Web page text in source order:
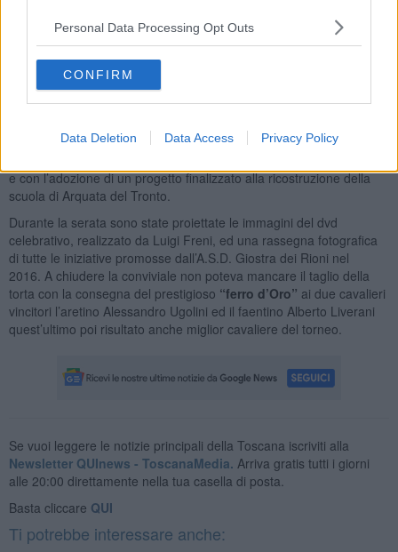
Personal Data Processing Opt Outs
CONFIRM
Data Deletion Data Access Privacy Policy
visto, per la prima volta, la partecipazione con una rappresentanza
in costume a due iniziative storiche a Calvi dell’Umbria (TR) e
Piancastagnaio (SI), la collaborazione intrapresa con la Scuola
Primaria “Brunetto Bucciarelli Ducci”, nello specifico con il concorso
ha colpito il centro Italia
, con la raccolta di beni di prima
e con l’adozione di un progetto finalizzato alla ricostruzione della
scuola di Arquata del Tronto.
Durante la serata sono state proiettate le immagini del dvd
celebrativo, realizzato da Luigi Freni, ed una rassegna fotografica
di tutte le iniziative promosse dall’A.S.D. Giostra dei Rioni nel
2016. A chiudere la conviviale non poteva mancare il taglio della
torta con la consegna del prestigioso “ferro d’Oro” ai due cavalieri
vincitori l’aretino Alessandro Ugolini ed il faentino Alberto Liverani
quest’ultimo poi risultato anche miglior cavaliere del torneo.
Se vuoi leggere le notizie principali della Toscana iscriviti alla
Newsletter QUInews - ToscanaMedia. Arriva gratis tutti i giorni
alle 20:00 direttamente nella tua casella di posta.
Basta cliccare QUI
Ti potrebbe interessare anche: